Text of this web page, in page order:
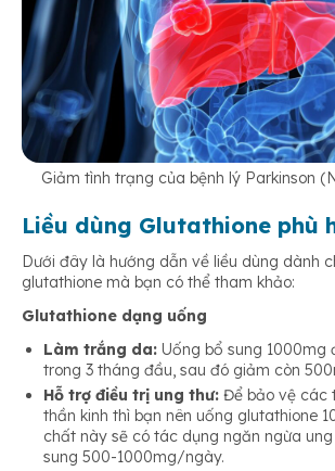
Giảm tình trạng của bệnh lý Parkinson
Liều dùng Glutathione phù
Dưới đây là hướng dẫn về liều dùng dành
glutathione mà bạn có thể tham khảo:
Glutathione dạng uống
Làm trắng da: Uống bổ sung 1000mg
trong 3 tháng đầu, sau đó giảm còn
Hỗ trợ điều trị ung thư: Để bảo vệ các
thần kinh thì bạn nên uống glutathione
chất này sẽ có tác dụng ngăn ngừa
sung 500-1000mg/ngày.